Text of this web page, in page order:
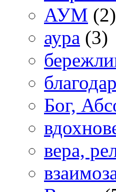
АУМ (2)
аура (3)
Бог,
вера,